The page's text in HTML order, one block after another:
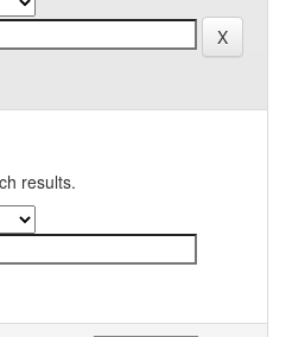
results.